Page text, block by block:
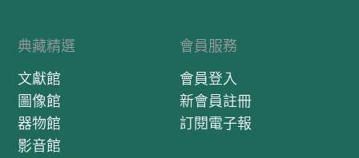
典藏精選
文獻館
圖像館
器物館
影音館
會員服務
會員登入
新會員註冊
訂閱電子報